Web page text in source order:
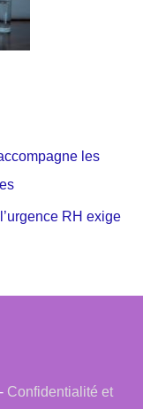
les
RH exige
Confidentialité et